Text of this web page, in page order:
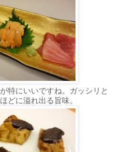
特にいいですね。ガッシリと
どに溢れ出る旨味。